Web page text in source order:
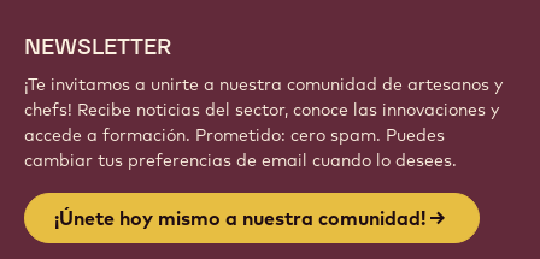
NEWSLETTER
¡Te invitamos a unirte a nuestra comunidad de artesanos y
chefs! Recibe noticias del sector, conoce las innovaciones y
accede a formación. Prometido: cero spam. Puedes
cambiar tus preferencias de email cuando lo desees.
¡Únete hoy mismo a nuestra comunidad!